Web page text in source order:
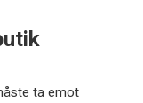
ta emot